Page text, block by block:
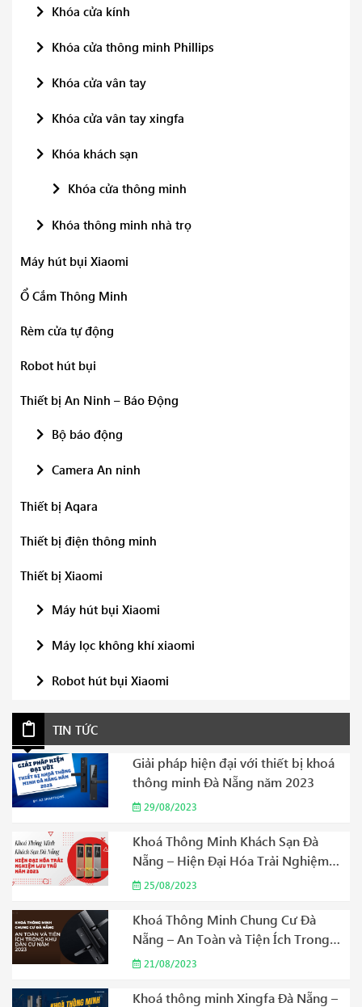
Khóa cửa kính
Khóa cửa thông minh Phillips
Khóa cửa vân tay
Khóa cửa vân tay xingfa
Khóa khách sạn
Khóa cửa thông minh
Khóa thông minh nhà trọ
Máy hút bụi Xiaomi
Ổ Cắm Thông Minh
Rèm cửa tự động
Robot hút bụi
Thiết bị An Ninh – Báo Động
Bộ báo động
Camera An ninh
Thiết bị Aqara
Thiết bị điện thông minh
Thiết bị Xiaomi
Máy hút bụi Xiaomi
Máy lọc không khí xiaomi
Robot hút bụi Xiaomi
TIN TỨC
Giải pháp hiện đại với thiết bị khoá
thông minh Đà Nẵng năm 2023
29/08/2023
Khoá Thông Minh Khách Sạn Đà
Nẵng – Hiện Đại Hóa Trải Nghiệm
Lưu Trú Năm 2023
25/08/2023
Khoá Thông Minh Chung Cư Đà
Nẵng – An Toàn và Tiện Ích Trong
Khu Dân Cư Năm 2023
21/08/2023
Khoá thông minh Xingfa Đà Nẵng –